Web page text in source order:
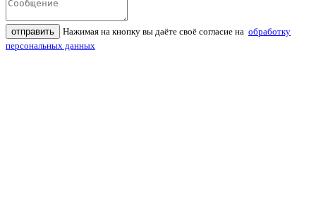
отправить Нажимая на кнопку вы даёте своё согласие на обработку
персональных данных